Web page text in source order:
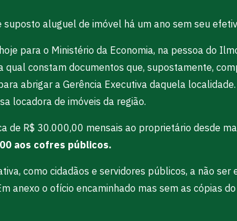
aluguel de imóvel há um ano sem seu
para o Ministério da Economia, na pessoa do
qual constam documentos que, supostamente,
abrigar a Gerência Executiva daquela
locadora de imóveis da região.
de R$ 30.000,00 mensais ao proprietário desde
aos cofres públicos.
como cidadãos e servidores públicos, a não
anexo o ofício encaminhado mas sem as cópias